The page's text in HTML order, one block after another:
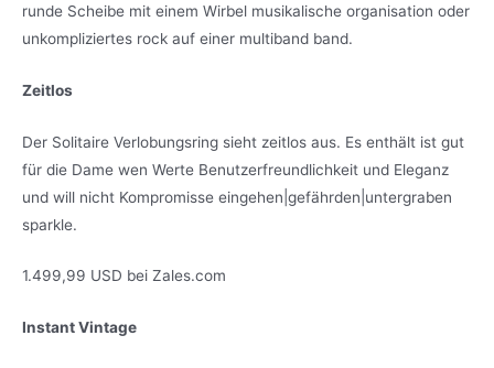
runde Scheibe mit einem Wirbel musikalische organisation oder
unkompliziertes rock auf einer multiband band.
Zeitlos
Der Solitaire Verlobungsring sieht zeitlos aus. Es enthält ist gut
für die Dame wen Werte Benutzerfreundlichkeit und Eleganz
und will nicht Kompromisse eingehen|gefährden|untergraben
sparkle.
1.499,99 USD bei Zales.com
Instant Vintage